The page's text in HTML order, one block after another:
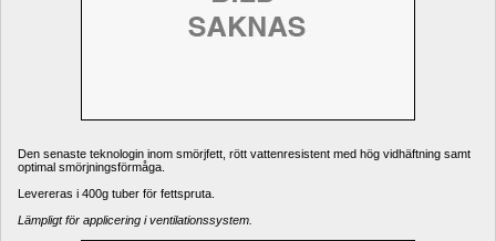
Den senaste teknologin inom smörjfett, rött vattenresistent med hög vidhäftning samt
optimal smörjningsförmåga.
Levereras i 400g tuber för fettspruta.
Lämpligt för applicering i ventilationssystem.